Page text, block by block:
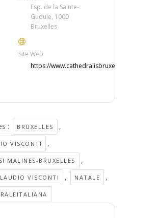
Esp. de la Sainte-
Gudule, 1000
Bruxelles
Site Web
https://www.cathedralisbruxellensis.be/
: BRUXELLES ,
VISCONTI ,
MALINES-BRUXELLES ,
VISCONTI , NATALE ,